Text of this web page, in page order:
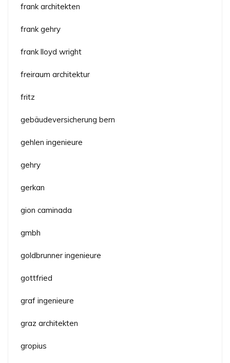
frank architekten
frank gehry
frank lloyd wright
freiraum architektur
fritz
gebäudeversicherung bern
gehlen ingenieure
gehry
gerkan
gion caminada
gmbh
goldbrunner ingenieure
gottfried
graf ingenieure
graz architekten
gropius